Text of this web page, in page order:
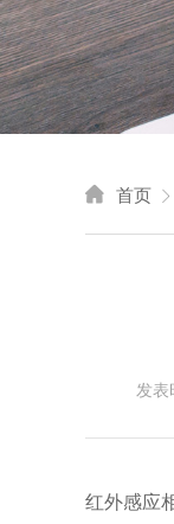
 首页
发表
红外感应